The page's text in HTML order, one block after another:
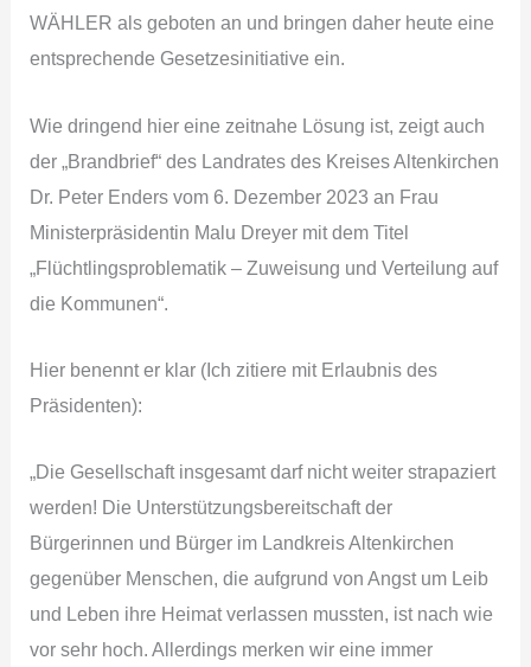
WÄHLER als geboten an und bringen daher heute eine
entsprechende Gesetzesinitiative ein.
Wie dringend hier eine zeitnahe Lösung ist, zeigt auch
der „Brandbrief“ des Landrates des Kreises Altenkirchen
Dr. Peter Enders vom 6. Dezember 2023 an Frau
Ministerpräsidentin Malu Dreyer mit dem Titel
„Flüchtlingsproblematik – Zuweisung und Verteilung auf
die Kommunen“.
Hier benennt er klar (Ich zitiere mit Erlaubnis des
Präsidenten):
„Die Gesellschaft insgesamt darf nicht weiter strapaziert
werden! Die Unterstützungsbereitschaft der
Bürgerinnen und Bürger im Landkreis Altenkirchen
gegenüber Menschen, die aufgrund von Angst um Leib
und Leben ihre Heimat verlassen mussten, ist nach wie
vor sehr hoch. Allerdings merken wir eine immer